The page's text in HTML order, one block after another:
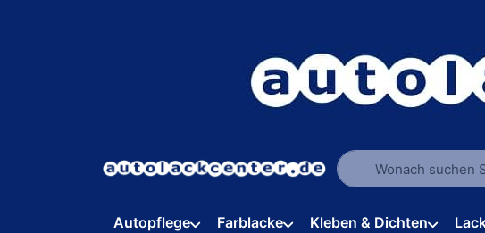
Geben Sie einen
Autopflege Farblacke Kleben & Dichten